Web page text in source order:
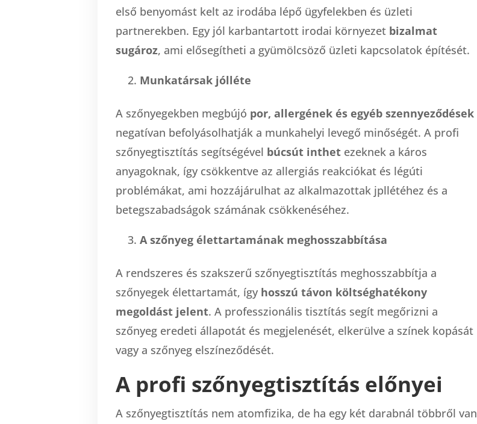
első benyomást kelt az irodába lépő ügyfelekben és üzleti
partnerekben. Egy jól karbantartott irodai környezet bizalmat
sugároz, ami elősegítheti a gyümölcsöző üzleti kapcsolatok építését.
Munkatársak jólléte
A szőnyegekben megbújó por, allergének és egyéb szennyeződések
negatívan befolyásolhatják a munkahelyi levegő minőségét. A profi
szőnyegtisztítás segítségével búcsút inthet ezeknek a káros
anyagoknak, így csökkentve az allergiás reakciókat és légúti
problémákat, ami hozzájárulhat az alkalmazottak jpllétéhez és a
betegszabadságok számának csökkenéséhez.
A szőnyeg élettartamának meghosszabbítása
A rendszeres és szakszerű szőnyegtisztítás meghosszabbítja a
szőnyegek élettartamát, így hosszú távon költséghatékony
megoldást jelent. A professzionális tisztítás segít megőrizni a
szőnyeg eredeti állapotát és megjelenését, elkerülve a színek kopását
vagy a szőnyeg elszíneződését.
A profi szőnyegtisztítás előnyei
A szőnyegtisztítás nem atomfizika, de ha egy két darabnál többről van